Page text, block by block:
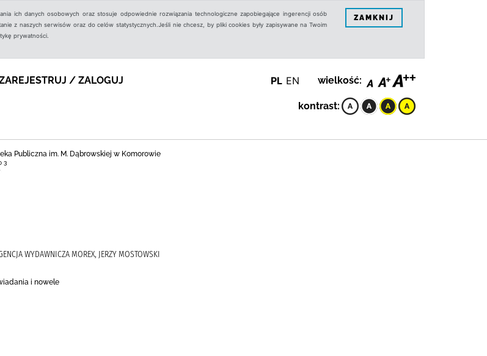
ich danych osobowych oraz stosuje odpowiednie rozwiązania technologiczne zapobiegające ingerencji osób
z naszych serwisów oraz do celów statystycznych.Jeśli nie chcesz, by pliki cookies były zapisywane na Twoim
prywatności.
ZAMKNIJ
/ ZALOGUJ PL EN wielkość:
kontrast:
Publiczna im. M. Dąbrowskiej w Komorowie
3
WYDAWNICZA MOREX, JERZY MOSTOWSKI
i nowele